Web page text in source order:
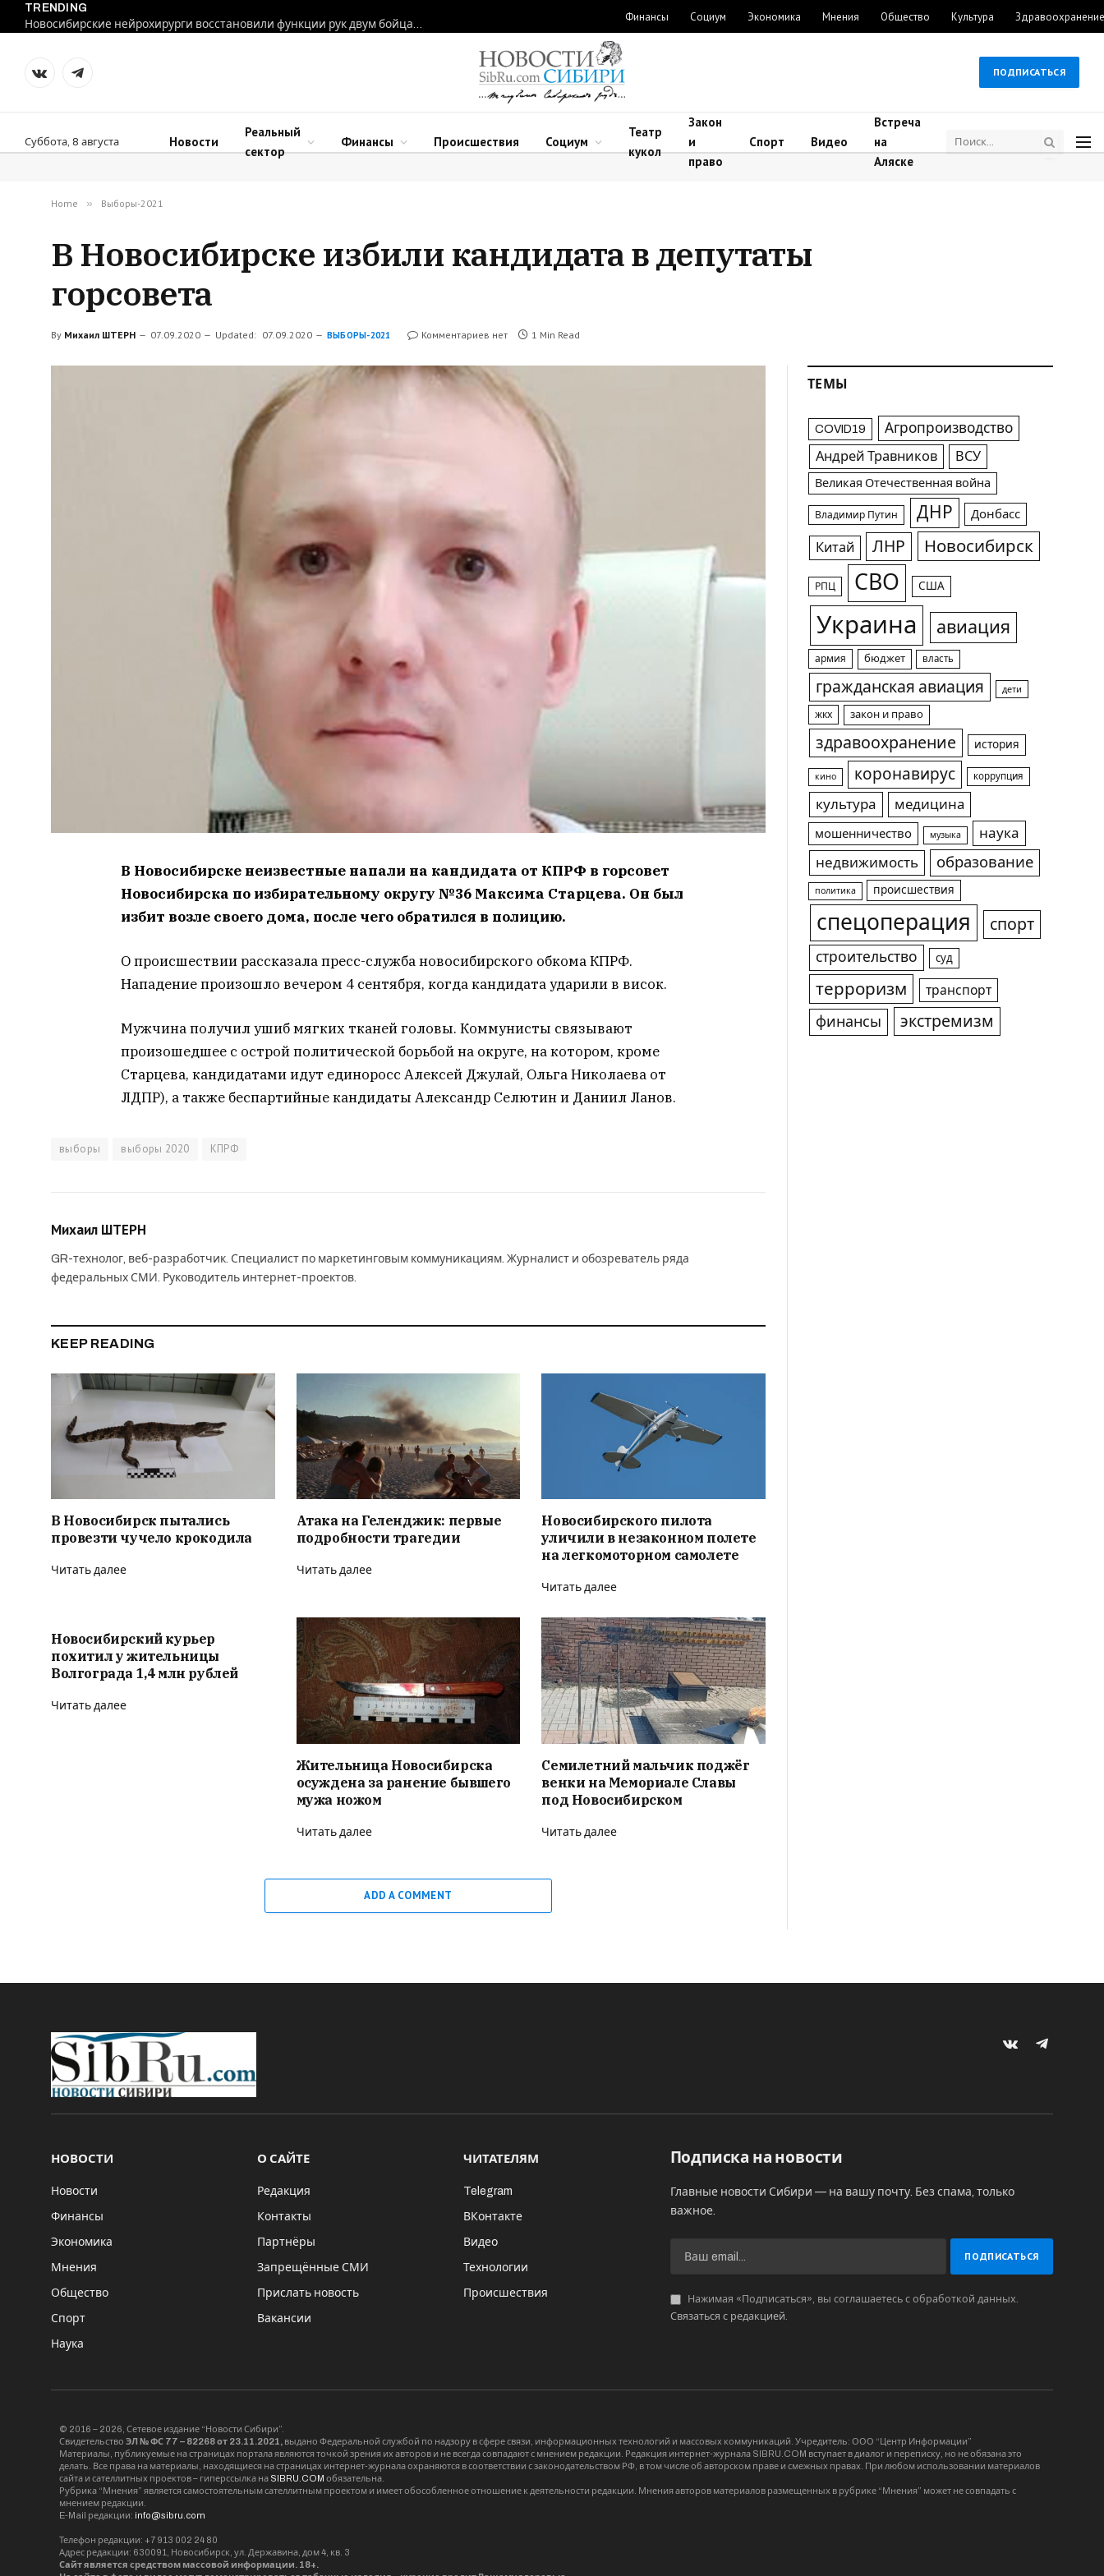
TRENDING
Новосибирские нейрохирурги восстановили функции рук двум бойцам после минно-взрывных травм
Финансы Социум Экономика Мнения Общество Культура Здравоохранение
VKontakteTelegram
ПОДПИСАТЬСЯ
Суббота, 8 августа Новости
Реальный
сектор
Финансы Происшествия Социум
Театр
кукол
Закон
и
право
Спорт Видео
Встреча
на
Аляске
Home » Выборы-2021
В Новосибирске избили кандидата в депутаты
горсовета
By Михаил ШТЕРН 07.09.2020 Updated: 07.09.2020 ВЫБОРЫ-2021 Комментариев нет 1 Min Read
В Новосибирске неизвестные напали на кандидата от КПРФ в горсовет
Новосибирска по избирательному округу №36 Максима Старцева. Он был
избит возле своего дома, после чего обратился в полицию.
О происшествии рассказала пресс-служба новосибирского обкома КПРФ.
Нападение произошло вечером 4 сентября, когда кандидата ударили в висок.
Мужчина получил ушиб мягких тканей головы. Коммунисты связывают
произошедшее с острой политической борьбой на округе, на котором, кроме
Старцева, кандидатами идут единоросс Алексей Джулай, Ольга Николаева от
ЛДПР), а также беспартийные кандидаты Александр Селютин и Даниил Ланов.
выборы выборы 2020 КПРФ
Михаил ШТЕРН
GR-технолог, веб-разработчик. Специалист по маркетинговым коммуникациям. Журналист и обозреватель ряда
федеральных СМИ. Руководитель интернет-проектов.
KEEP READING
В Новосибирск пытались
провезти чучело крокодила
Читать далее
Атака на Геленджик: первые
подробности трагедии
Читать далее
Новосибирского пилота
уличили в незаконном полете
на легкомоторном самолете
Читать далее
Новосибирский курьер
похитил у жительницы
Волгограда 1,4 млн рублей
Читать далее
Жительница Новосибирска
осуждена за ранение бывшего
мужа ножом
Читать далее
Семилетний мальчик поджёг
венки на Мемориале Славы
под Новосибирском
Читать далее
ADD A COMMENT
ТЕМЫ
COVID19 Агропроизводство
Андрей Травников ВСУ
Великая Отечественная война
Владимир Путин ДНР Донбасс
Китай ЛНР Новосибирск
РПЦ СВО США
Украина авиация
армия бюджет власть
гражданская авиация дети
жкх закон и право
здравоохранение история
кино коронавирус коррупция
культура медицина
мошенничество музыка
наука
недвижимость
образование
политика происшествия
спецоперация спорт
строительство суд
терроризм транспорт
финансы экстремизм
VKontakteTelegram
НОВОСТИ
Новости
Финансы
Экономика
Мнения
Общество
Спорт
Наука
О САЙТЕ
Редакция
Контакты
Партнёры
Запрещённые СМИ
Прислать новость
Вакансии
ЧИТАТЕЛЯМ
Telegram
ВКонтакте
Видео
Технологии
Происшествия
Подписка на новости
Главные новости Сибири — на вашу почту. Без спама, только
важное.
Нажимая «Подписаться», вы соглашаетесь с обработкой данных.
Связаться с редакцией.
© 2016 – 2026, Сетевое издание “Новости Сибири”.
Свидетельство ЭЛ № ФС 77 – 82268 от 23.11.2021, выдано Федеральной службой по надзору в сфере связи, информационных технологий и массовых коммуникаций. Учредитель: ООО “Центр Информации”
Материалы, публикуемые на страницах портала являются точкой зрения их авторов и не всегда совпадают с мнением редакции. Редакция интернет-журнала SIBRU.COM вступает в диалог и переписку, но не обязана это
делать. Все права на материалы, находящиеся на страницах интернет-журнала охраняются в соответствии с законодательством РФ, в том числе об авторском праве и смежных правах. При любом использовании материалов
сайта и сателлитных проектов – гиперссылка на SIBRU.COM обязательна.
Рубрика “Мнения” является самостоятельным сателлитным проектом и имеет обособленное отношение к деятельности редакции. Мнения авторов материалов размещенных в рубрике “Мнения” может не совпадать с
мнением редакции.
E-Mail редакции: info@sibru.com
Телефон редакции: +7 913 002 24 80
Адрес редакции: 630091, Новосибирск, ул. Державина, дом 4, кв. 3
Сайт является средством массовой информации. 18+.